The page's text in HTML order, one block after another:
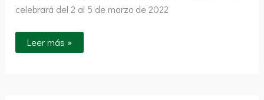
celebrará del 2 al 5 de marzo de 2022
Leer más »